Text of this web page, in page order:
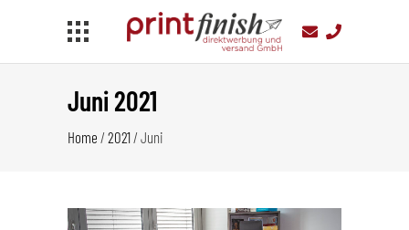
Juni 2021
Home /2021/Juni